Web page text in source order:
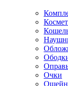
Очки